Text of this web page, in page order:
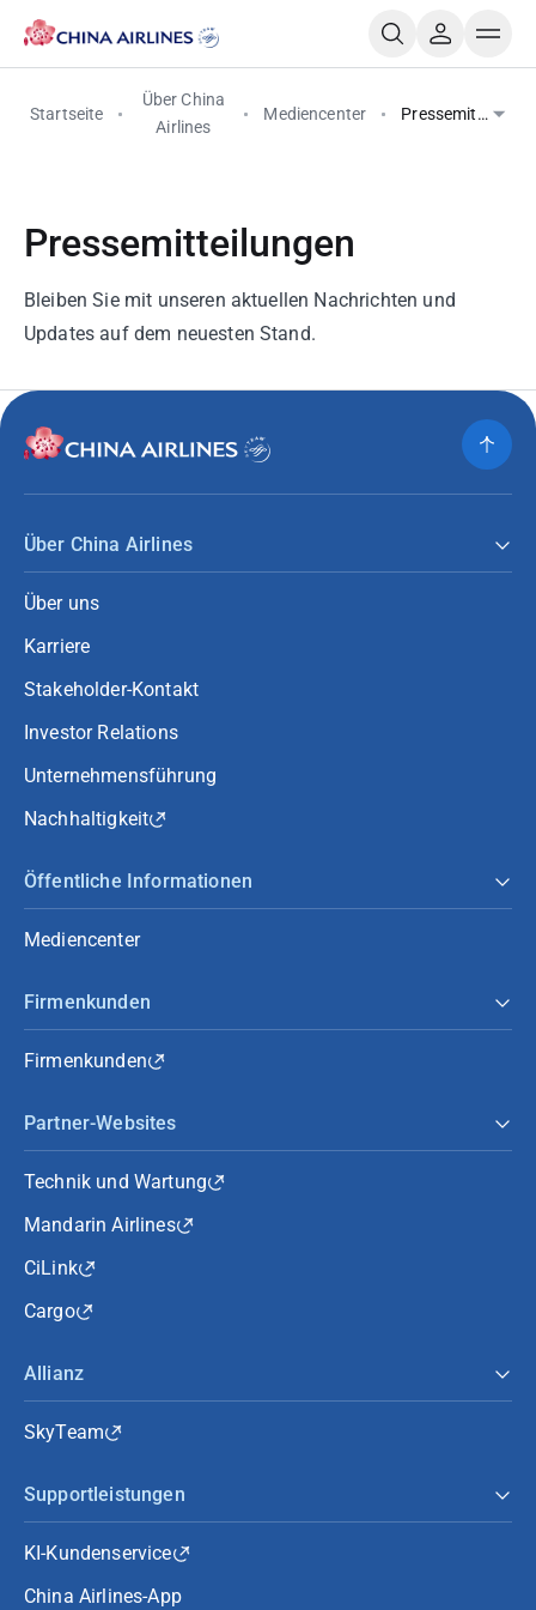
Startseite
Über China
Airlines
Mediencenter
Pressemitteilungen
Bleiben Sie mit unseren aktuellen Nachrichten und
Updates auf dem neuesten Stand.
Über China Airlines
Über uns
Karriere
Stakeholder-Kontakt
Investor Relations
Unternehmensführung
Nachhaltigkeit
Öffentliche Informationen
Mediencenter
Firmenkunden
Firmenkunden
Partner-Websites
Technik und Wartung
Mandarin Airlines
CiLink
Cargo
Allianz
SkyTeam
Supportleistungen
KI-Kundenservice
China Airlines-App